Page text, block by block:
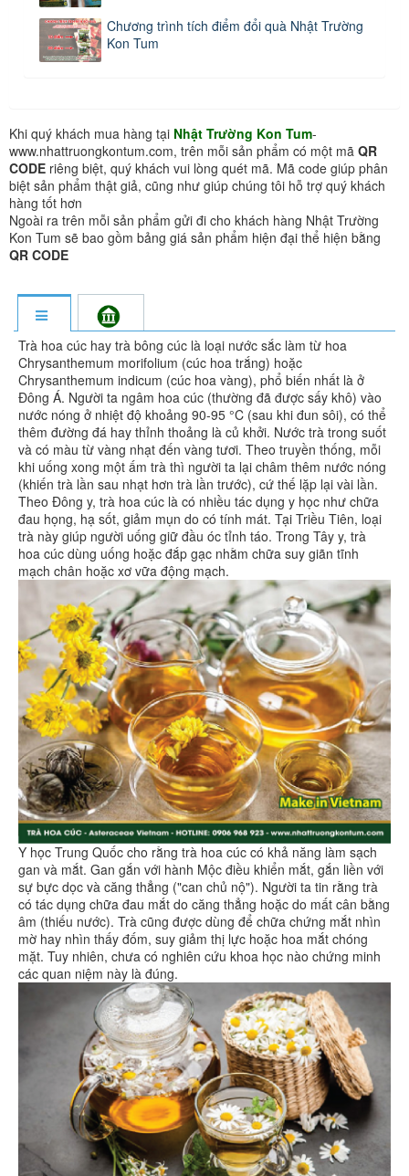
Chương trình tích điểm đổi quà Nhật Trường
Kon Tum
Khi quý khách mua hàng tại Nhật Trường Kon Tum-
www.nhattruongkontum.com, trên mỗi sản phẩm có một mã QR
CODE riêng biệt, quý khách vui lòng quét mã. Mã code giúp phân
biệt sản phẩm thật giả, cũng như giúp chúng tôi hỗ trợ quý khách
hàng tốt hơn
Ngoài ra trên mỗi sản phẩm gửi đi cho khách hàng Nhật Trường
Kon Tum sẽ bao gồm bảng giá sản phẩm hiện đại thể hiện bằng
QR CODE
Trà hoa cúc hay trà bông cúc là loại nước sắc làm từ hoa
Chrysanthemum morifolium (cúc hoa trắng) hoặc
Chrysanthemum indicum (cúc hoa vàng), phổ biến nhất là ở
Đông Á. Người ta ngâm hoa cúc (thường đã được sấy khô) vào
nước nóng ở nhiệt độ khoảng 90-95 °C (sau khi đun sôi), có thể
thêm đường đá hay thỉnh thoảng là củ khởi. Nước trà trong suốt
và có màu từ vàng nhạt đến vàng tươi. Theo truyền thống, mỗi
khi uống xong một ấm trà thì người ta lại châm thêm nước nóng
(khiến trà lần sau nhạt hơn trà lần trước), cứ thế lặp lại vài lần.
Theo Đông y, trà hoa cúc là có nhiều tác dụng y học như chữa
đau họng, hạ sốt, giảm mụn do có tính mát. Tại Triều Tiên, loại
trà này giúp người uống giữ đầu óc tỉnh táo. Trong Tây y, trà
hoa cúc dùng uống hoặc đắp gạc nhằm chữa suy giãn tĩnh
mạch chân hoặc xơ vữa động mạch.
Y học Trung Quốc cho rằng trà hoa cúc có khả năng làm sạch
gan và mắt. Gan gắn với hành Mộc điều khiển mắt, gắn liền với
sự bực dọc và căng thẳng ("can chủ nộ"). Người ta tin rằng trà
có tác dụng chữa đau mắt do căng thẳng hoặc do mất cân bằng
âm (thiếu nước). Trà cũng được dùng để chữa chứng mắt nhìn
mờ hay nhìn thấy đốm, suy giảm thị lực hoặc hoa mắt chóng
mặt. Tuy nhiên, chưa có nghiên cứu khoa học nào chứng minh
các quan niệm này là đúng.